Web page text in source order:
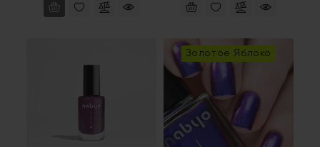
Золотое Яблоко